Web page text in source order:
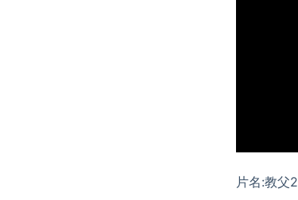
片名:教父2